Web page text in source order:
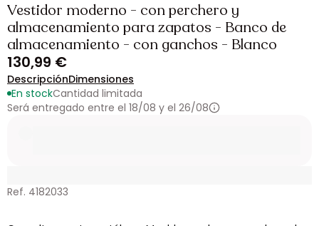
Vestidor moderno - con perchero y
almacenamiento para zapatos - Banco de
almacenamiento - con ganchos - Blanco
130,99 €
DescripciónDimensiones
En stockCantidad limitada
Será entregado entre el 18/08 y el 26/08
Ref. 4182033